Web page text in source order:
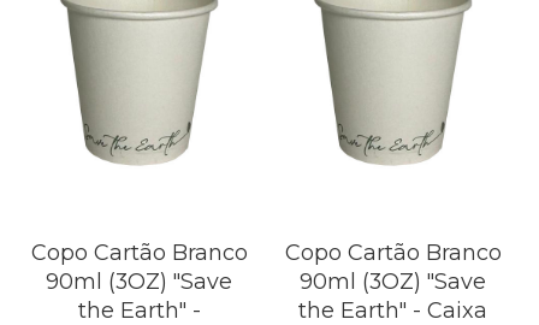
Copo Cartão Branco
90ml (3OZ) "Save
the Earth" -
Copo Cartão Branco
90ml (3OZ) "Save
the Earth" - Caixa